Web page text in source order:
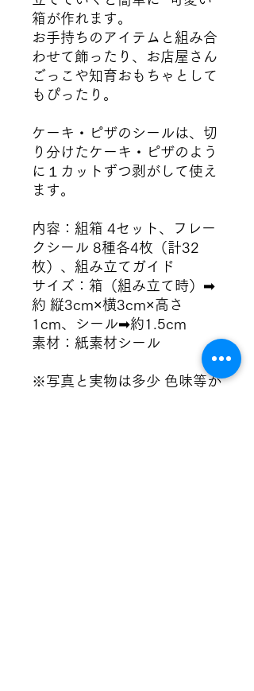
箱が作れます。
お手持ちのアイテムと組み合
わせて飾ったり、お店屋さん
ごっこや知育おもちゃとして
もぴったり。
ケーキ・ピザのシールは、切
り分けたケーキ・ピザのよう
に１カットずつ剥がして使え
ます。
内容：組箱 4セット、フレー
クシール 8種各4枚（計32
枚）、組み立てガイド
サイズ：箱（組み立て時）➡︎
約 縦3cm×横3cm×高さ
1cm、シール➡︎約1.5cm
素材：紙素材シール
※写真と実物は多少 色味等が